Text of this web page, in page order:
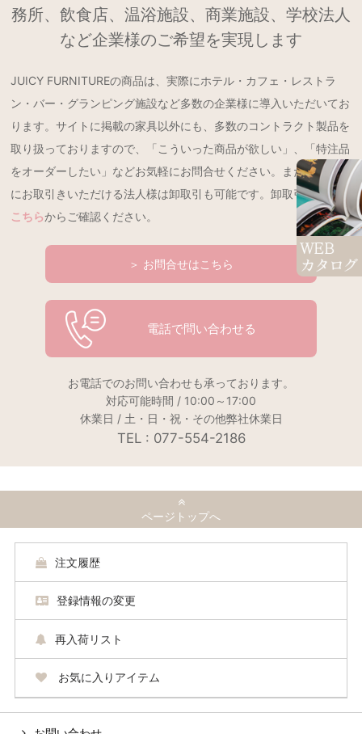
務所、飲食店、温浴施設、商業施設、学校法人
など企業様のご希望を実現します
JUICY FURNITUREの商品は、実際にホテル・カフェ・レストラ
ン・バー・グランピング施設など多数の企業様に導入いただいてお
ります。サイトに掲載の家具以外にも、多数のコントラクト製品を
取り扱っておりますので、「こういった商品が欲しい」、「特注品
をオーダーしたい」などお気軽にお問合せください。また、継続的
にお取引きいただける法人様は卸取引も可能です。卸取引の詳細は
こちらからご確認ください。
＞ お問合せはこちら
電話で問い合わせる
お電話でのお問い合わせも承っております。
対応可能時間 / 10:00～17:00
休業日 / 土・日・祝・その他弊社休業日
TEL : 077-554-2186
ページトップへ
注文履歴
登録情報の変更
再入荷リスト
お気に入りアイテム